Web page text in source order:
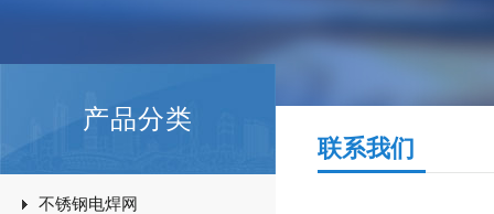
产品分类
不锈钢电焊网
联系我们